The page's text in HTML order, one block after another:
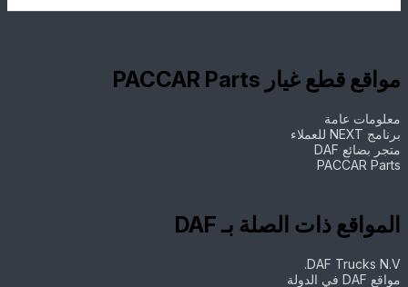
مواقع قطع غيار PACCAR Parts
معلومات عامة
برنامج NEXT للعملاء
متجر بضائع DAF
PACCAR Parts
المواقع ذات الصلة بـ DAF
DAF Trucks N.V.
مواقع DAF في الدولة